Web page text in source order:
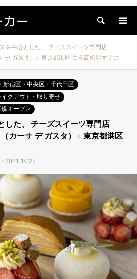
ー 検索
を中心とした、 チーズスイーツ専門店
デ ガスタ）」東京都港区 白金高輪駅すぐに
新宿区・中央区・千代田区
イクアウト・取り寄せ
規オープン
した、 チーズスイーツ専門店
カーサ デ ガスタ）」東京都港区
2021.10.27